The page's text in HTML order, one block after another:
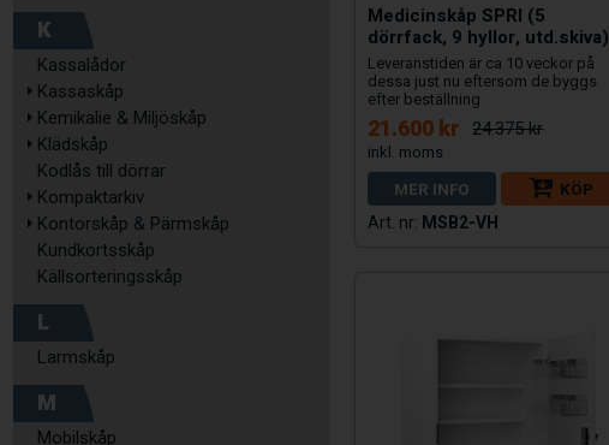
K
Kassalådor
Kassaskåp
Kemikalie & Miljöskåp
Klädskåp
Kodlås till dörrar
Kompaktarkiv
Kontorskåp & Pärmskåp
Kundkortsskåp
Källsorteringsskåp
L
Larmskåp
M
Mobilskåp
Medicinskåp SPRI (5
dörrfack, 9 hyllor, utd.skiva)
Leveranstiden är ca 10 veckor på
dessa just nu eftersom de byggs
efter beställning
21.600 kr 24.375 kr
MER INFO
KÖP
MSB2-VH